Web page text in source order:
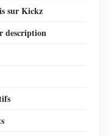
sur Kickz
description